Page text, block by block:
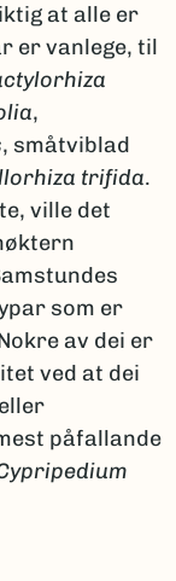
at alle er
er vanlege, til
,
, småtviblad
trifida.
ville det
som er
av dei er
ved at dei
påfallande